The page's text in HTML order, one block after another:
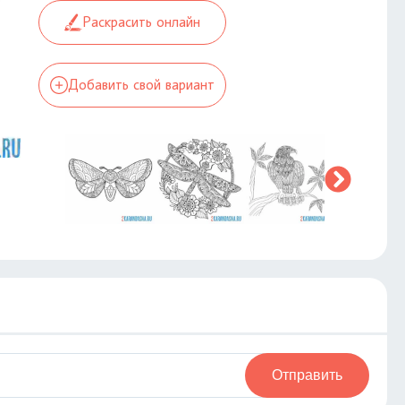
Раскрасить онлайн
Добавить свой вариант
Отправить